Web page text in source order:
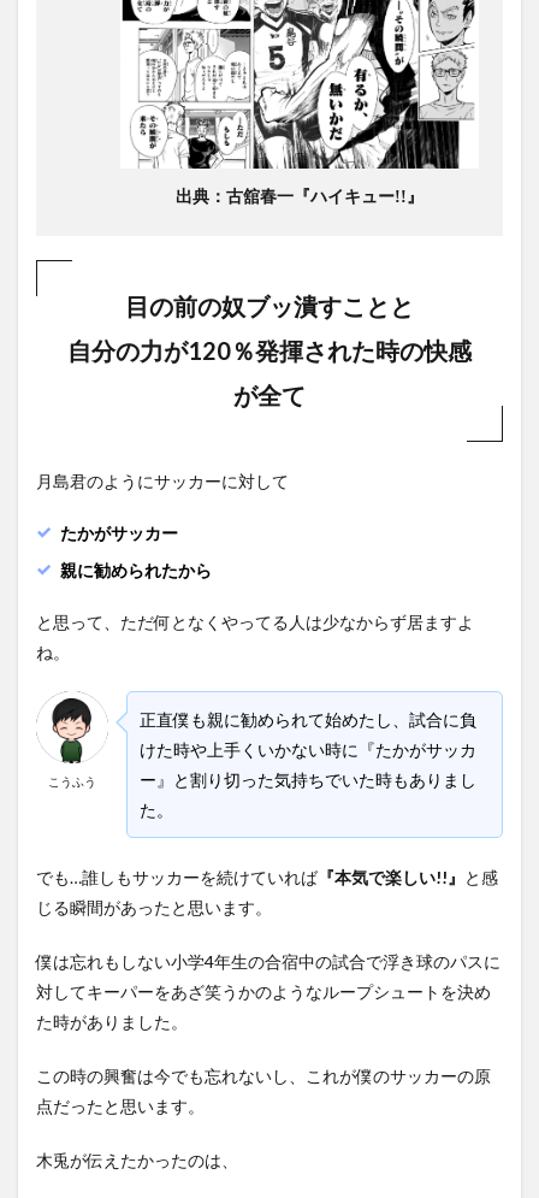
出典：古舘春一『ハイキュー!!』
目の前の奴ブッ潰すことと
自分の力が120％発揮された時の快感
が全て
月島君のようにサッカーに対して
たかがサッカー
親に勧められたから
と思って、ただ何となくやってる人は少なからず居ますよ
ね。
こうふう
正直僕も親に勧められて始めたし、試合に負
けた時や上手くいかない時に『たかがサッカ
ー』と割り切った気持ちでいた時もありまし
た。
でも…誰しもサッカーを続けていれば『本気で楽しい!!』 と感
じる瞬間があったと思います。
僕は忘れもしない小学4年生の合宿中の試合で浮き球のパスに
対してキーパーをあざ笑うかのようなループシュートを決め
た時がありました。
この時の興奮は今でも忘れないし、これが僕のサッカーの原
点だったと思います。
木兎が伝えたかったのは、